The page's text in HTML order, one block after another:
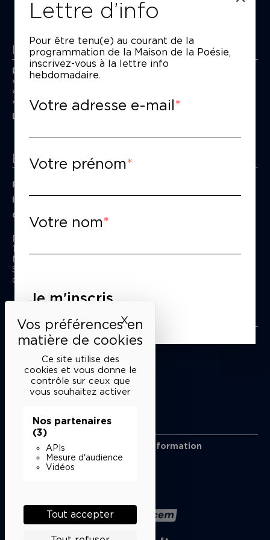
Ce site utilise des
cookies et vous donne le
contrôle sur ceux que
vous souhaitez activer
Nos partenaires
(3)
APIs
Mesure d'audience
Vidéos
Tout accepter
XMasquer le bandeau des
La Maison de la Poésie
Découvrir
En photos
Nos partenaires
L’équipe
Espace pro
Privatiser une salle
Informations techniques
Contact presse
Passage Moliėre
157, rue Saint-Martin - 75003 Paris
M° Rambuteau - RER Les Halles
Standard tél : 01 44 54 53 00
du mardi au samedi de 15h à 18h
Liens utiles
Mentions légales
Conditions générales de vente
Cookies
Restons en lien
Inscrivez-vous à notre lettre d’information
Suivez-nous sur les réseaux
Lettre d’info
Pour être tenu(e) au courant de la
programmation de la Maison de la Poésie,
inscrivez-vous à la lettre info
hebdomadaire.
Votre adresse e-mail
Votre prénom
Votre nom
Je m'inscris